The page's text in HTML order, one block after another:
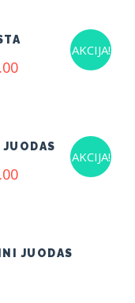
AKCIJA!
Current
AKCIJA!
Current
JUODAS